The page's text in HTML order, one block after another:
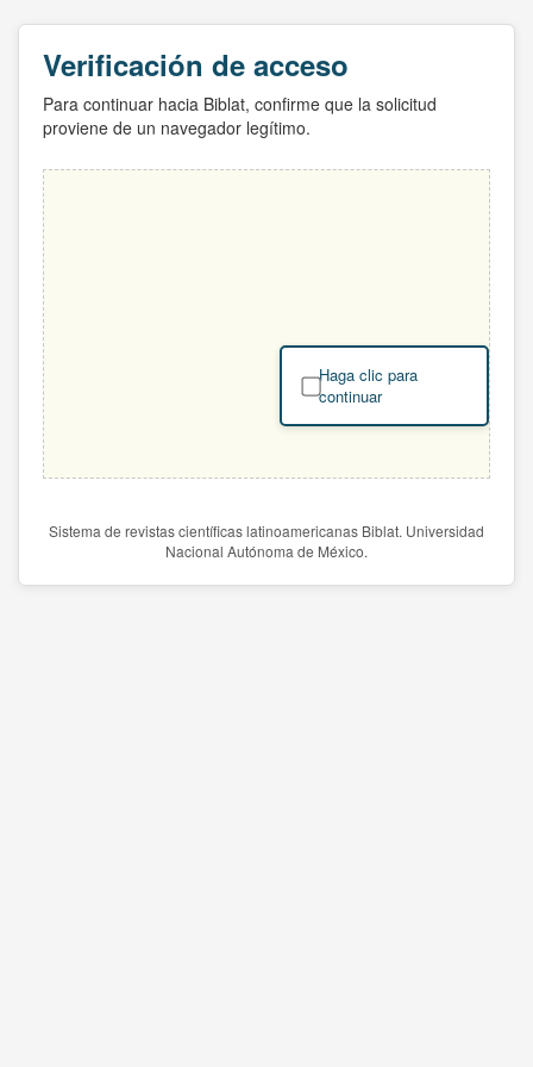
Verificación de acceso
Para continuar hacia Biblat, confirme que la solicitud
proviene de un navegador legítimo.
Haga clic para
continuar
Sistema de revistas científicas latinoamericanas Biblat. Universidad
Nacional Autónoma de México.